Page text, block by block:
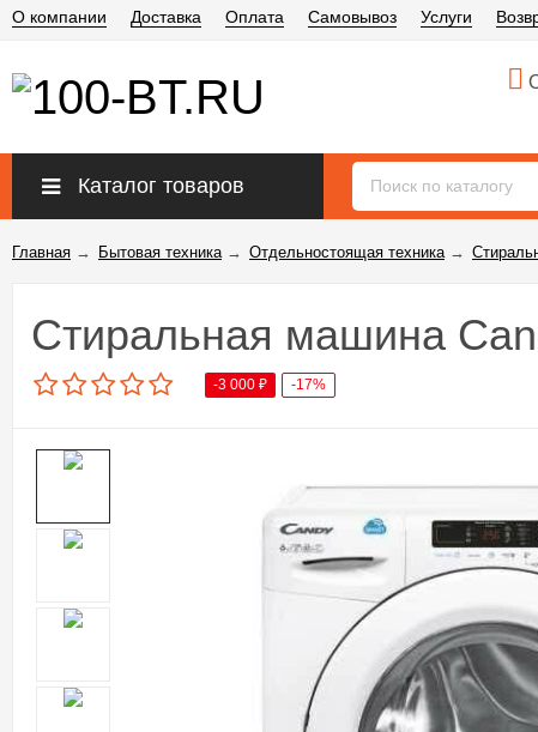
О компании Доставка Оплата Самовывоз Услуги
Каталог товаров
Главная → Бытовая техника→ Отдельностоящая техника→
Стиральная машина
-3 000 ₽ -17%